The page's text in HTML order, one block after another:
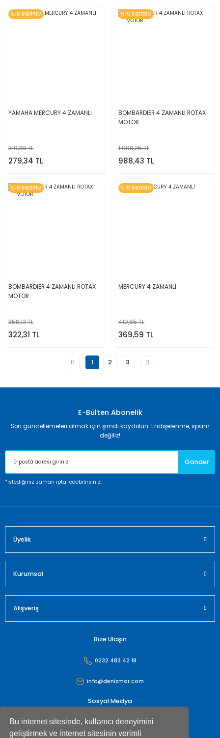
Bu internet sitesinde, kullanıcı deneyimini
geliştirmek ve internet sitesinin verimli
%10 İNDİRİM
YAMAHA MERCURY 4 ZAMANLI
310,38 TL
279,34 TL
%10 İNDİRİM
BOMBARDIER 4 ZAMANLI ROTAX
MOTOR
1.098,25 TL
988,43 TL
%10 İNDİRİM
BOMBARDIER 4 ZAMANLI ROTAX
MOTOR
358,13 TL
322,31 TL
%10 İNDİRİM
MERCURY 4 ZAMANLI
410,65 TL
369,59 TL
1 2 3
E-Bülten Abonelik
Son güncellemeleri almak için şimdi kaydolun. Endişelenme, spam
değiliz!
Gönder
*istediğiniz zaman iptal edebilirsiniz.
Üyelik
Kurumsal
Alışveriş
Bize Ulaşın
0232 483 42 18
info@denizmar.com
Sosyal Medya